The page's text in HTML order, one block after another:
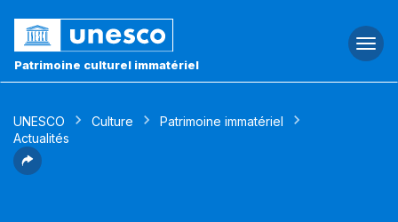
Patrimoine culturel immatériel
UNESCO Culture
Patrimoine immatériel
Actualités